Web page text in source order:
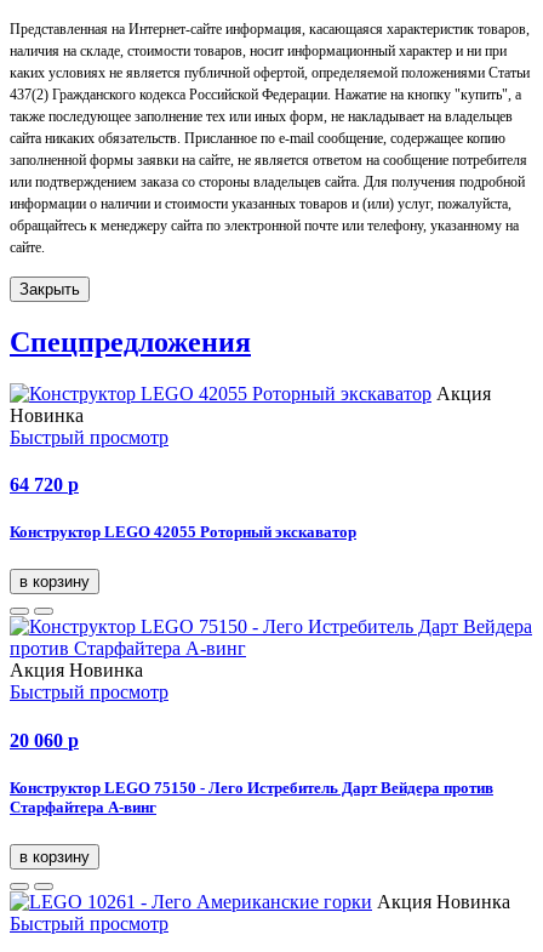
Представленная на Интернет-сайте информация, касающаяся характеристик товаров,
наличия на складе, стоимости товаров, носит информационный характер и ни при
каких условиях не является публичной офертой, определяемой положениями Статьи
437(2) Гражданского кодекса Российской Федерации. Нажатие на кнопку "купить", а
также последующее заполнение тех или иных форм, не накладывает на владельцев
сайта никаких обязательств. Присланное по e-mail сообщение, содержащее копию
заполненной формы заявки на сайте, не является ответом на сообщение потребителя
или подтверждением заказа со стороны владельцев сайта. Для получения подробной
информации о наличии и стоимости указанных товаров и (или) услуг, пожалуйста,
обращайтесь к менеджеру сайта по электронной почте или телефону, указанному на
сайте.
Закрыть
Спецпредложения
Акция
Новинка
Быстрый просмотр
64 720 p
Конструктор LEGO 42055 Роторный экскаватор
в корзину
Акция Новинка
Быстрый просмотр
20 060 p
Конструктор LEGO 75150 - Лего Истребитель Дарт Вейдера против
Старфайтера А-винг
в корзину
Акция Новинка
Быстрый просмотр